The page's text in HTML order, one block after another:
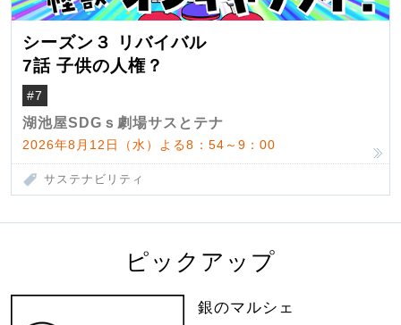
シーズン３ リバイバル
7話 子供の人権？
#7
湖池屋SDGｓ劇場サスとテナ
2026年8月12日（水）よる8：54～9：00
サステナビリティ
ピックアップ
銀のマルシェ